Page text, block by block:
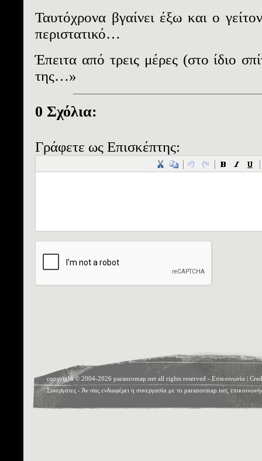
Ταυτόχρονα βγαίνει έξω και ο
περιστατικό…
Έπειτα από τρεις μέρες (στο ίδιο
της…»
0 Σχόλια:
Γράφετε ως Επισκέπτης:
copyright © 2004-2026 paranromap.net all rights reserved - Επικοινωνία |
Συνεργάτες - Άν σας ενδιαφέρει η συνεργασία με το paranormap.net,